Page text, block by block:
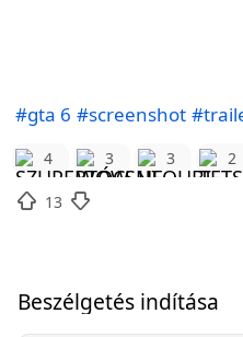
#gta 6 #screenshot
4 3 3 2
13
Beszélgetés indítása